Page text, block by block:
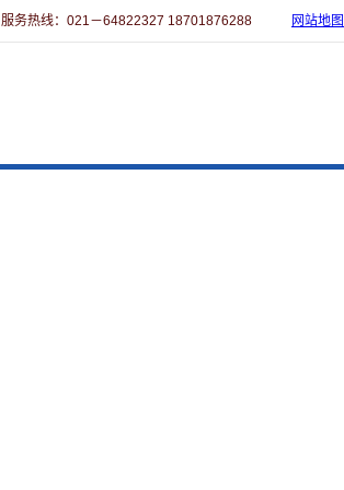
服务热线：021－64822327 18701876288 网站地图